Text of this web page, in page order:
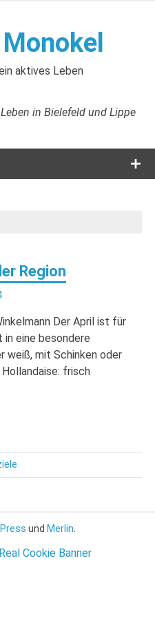
aktives Leben
in Bielefeld und Lippe
Region
Der April ist für
eine besondere
weiß, mit Schinken oder
frisch
und Merlin
Cookie Banner